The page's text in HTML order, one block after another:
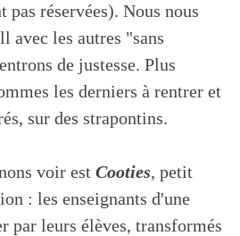
pas réservées). Nous nous
avec les autres "sans
de justesse. Plus
les derniers à rentrer et
sur des strapontins.
voir est Cooties, petit
: les enseignants d'une
par leurs élèves, transformés